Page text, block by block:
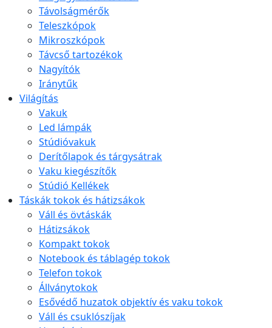
Távolságmérők
Teleszkópok
Mikroszkópok
Távcső tartozékok
Nagyítók
Iránytűk
Világítás
Vakuk
Led lámpák
Stúdióvakuk
Derítőlapok és tárgysátrak
Vaku kiegészítők
Stúdió Kellékek
Táskák tokok és hátizsákok
Váll és övtáskák
Hátizsákok
Kompakt tokok
Notebook és táblagép tokok
Telefon tokok
Állványtokok
Esővédő huzatok objektív és vaku tokok
Váll és csuklószíjak